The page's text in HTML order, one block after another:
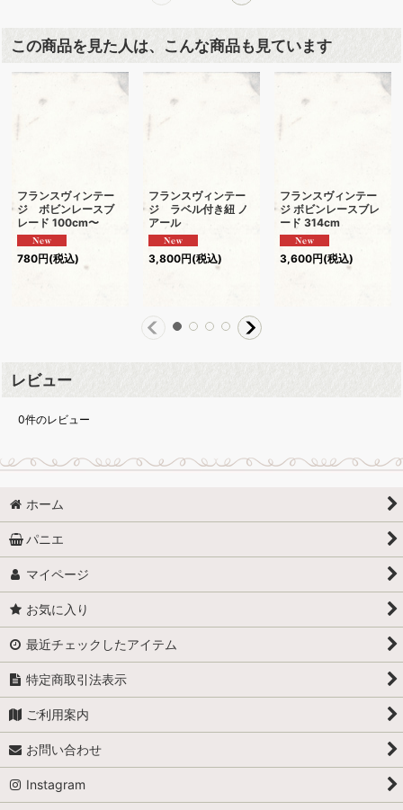
この商品を見た人は、こんな商品も見ています
フランスヴィンテー
ジ ボビンレースブ
レード 100cm〜
780円(税込)
フランスヴィンテー
ジ ラベル付き紐 ノ
アール
3,800円(税込)
フランスヴィンテー
ジ ボビンレースブレ
ード 314cm
3,600円(税込)
レビュー
0件のレビュー
ホーム
パニエ
マイページ
お気に入り
最近チェックしたアイテム
特定商取引法表示
ご利用案内
お問い合わせ
Instagram